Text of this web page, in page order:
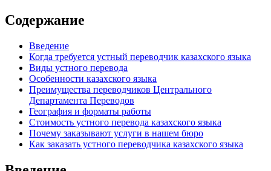
Содержание
Введение
Когда требуется устный переводчик казахского языка
Виды устного перевода
Особенности казахского языка
Преимущества переводчиков Центрального
Департамента Переводов
География и форматы работы
Стоимость устного перевода казахского языка
Почему заказывают услуги в нашем бюро
Как заказать устного переводчика казахского языка